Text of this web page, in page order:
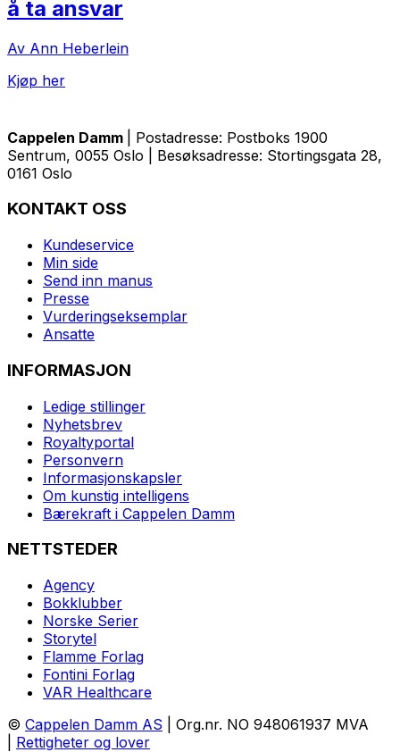
å ta ansvar
Av Ann Heberlein
Kjøp her
Cappelen Damm
| Postadresse: Postboks 1900
Sentrum, 0055 Oslo | Besøksadresse: Stortingsgata 28,
0161 Oslo
KONTAKT OSS
Kundeservice
Min side
Send inn manus
Presse
Vurderingseksemplar
Ansatte
INFORMASJON
Ledige stillinger
Nyhetsbrev
Royaltyportal
Personvern
Informasjonskapsler
Om kunstig intelligens
Bærekraft i Cappelen Damm
NETTSTEDER
Agency
Bokklubber
Norske Serier
Storytel
Flamme Forlag
Fontini Forlag
VAR Healthcare
© Cappelen Damm AS | Org.nr. NO 948061937 MVA
Rettigheter og lover